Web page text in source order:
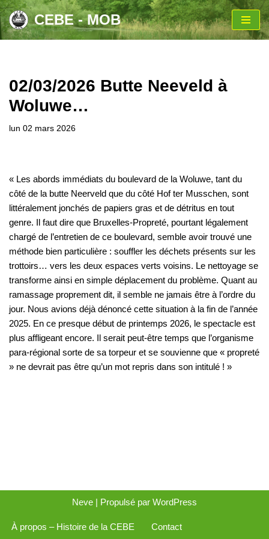
Aller
CEBE - MOB
02/03/2026 Butte Neeveld à
Woluwe…
lun 02 mars 2026
« Les abords immédiats du boulevard de la Woluwe, tant du
côté de la butte Neerveld que du côté Hof ter Musschen, sont
littéralement jonchés de papiers gras et de détritus en tout
genre. Il faut dire que Bruxelles-Propreté, pourtant légalement
chargé de l’entretien de ce boulevard, semble avoir trouvé une
méthode bien particulière : souffler les déchets présents sur les
trottoirs… vers les deux espaces verts voisins. Le nettoyage se
transforme ainsi en simple déplacement du problème. Quant au
ramassage proprement dit, il semble ne jamais être à l’ordre du
jour. Nous avions déjà dénoncé cette situation à la fin de l’année
2025. En ce presque début de printemps 2026, le spectacle est
plus affligeant encore. Il serait peut-être temps que l’organisme
para-régional sorte de sa torpeur et se souvienne que « propreté
» ne devrait pas être qu’un mot repris dans son intitulé ! »
Neve | Propulsé par WordPress
À propos – Histoire de la CEBE Contact